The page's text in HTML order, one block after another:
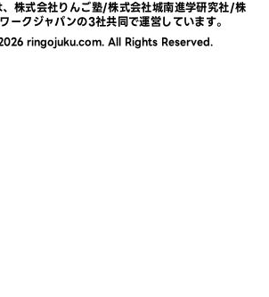
株式会社りんご塾/株式会社城南進学研究社/株
ークジャパンの3社共同で運営しています。
ringojuku.com. All Rights Reserved.